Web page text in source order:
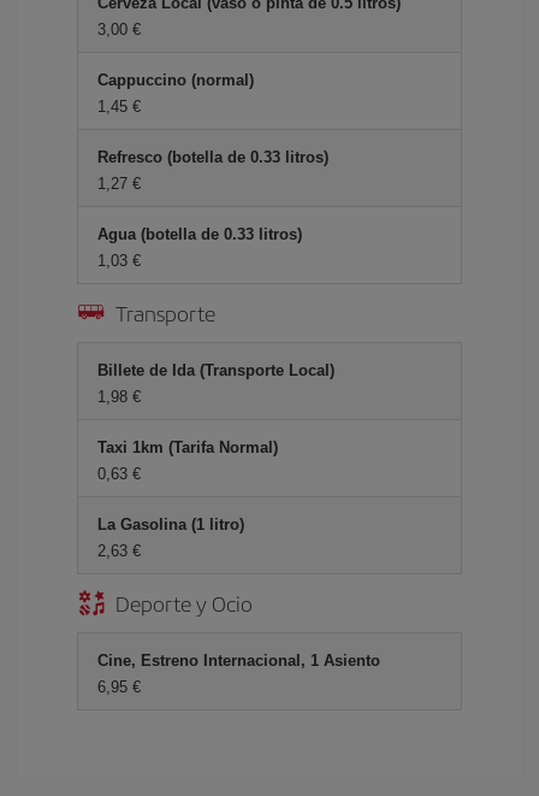
3,00 €
Cappuccino (normal)
1,45 €
Refresco (botella de 0.33 litros)
1,27 €
Agua (botella de 0.33 litros)
1,03 €
Transporte
Billete de Ida (Transporte Local)
1,98 €
Taxi 1km (Tarifa Normal)
0,63 €
La Gasolina (1 litro)
2,63 €
Deporte y Ocio
Cine, Estreno Internacional, 1 Asiento
6,95 €